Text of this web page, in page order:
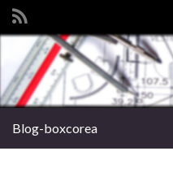
Search for:
Blog-boxcorea